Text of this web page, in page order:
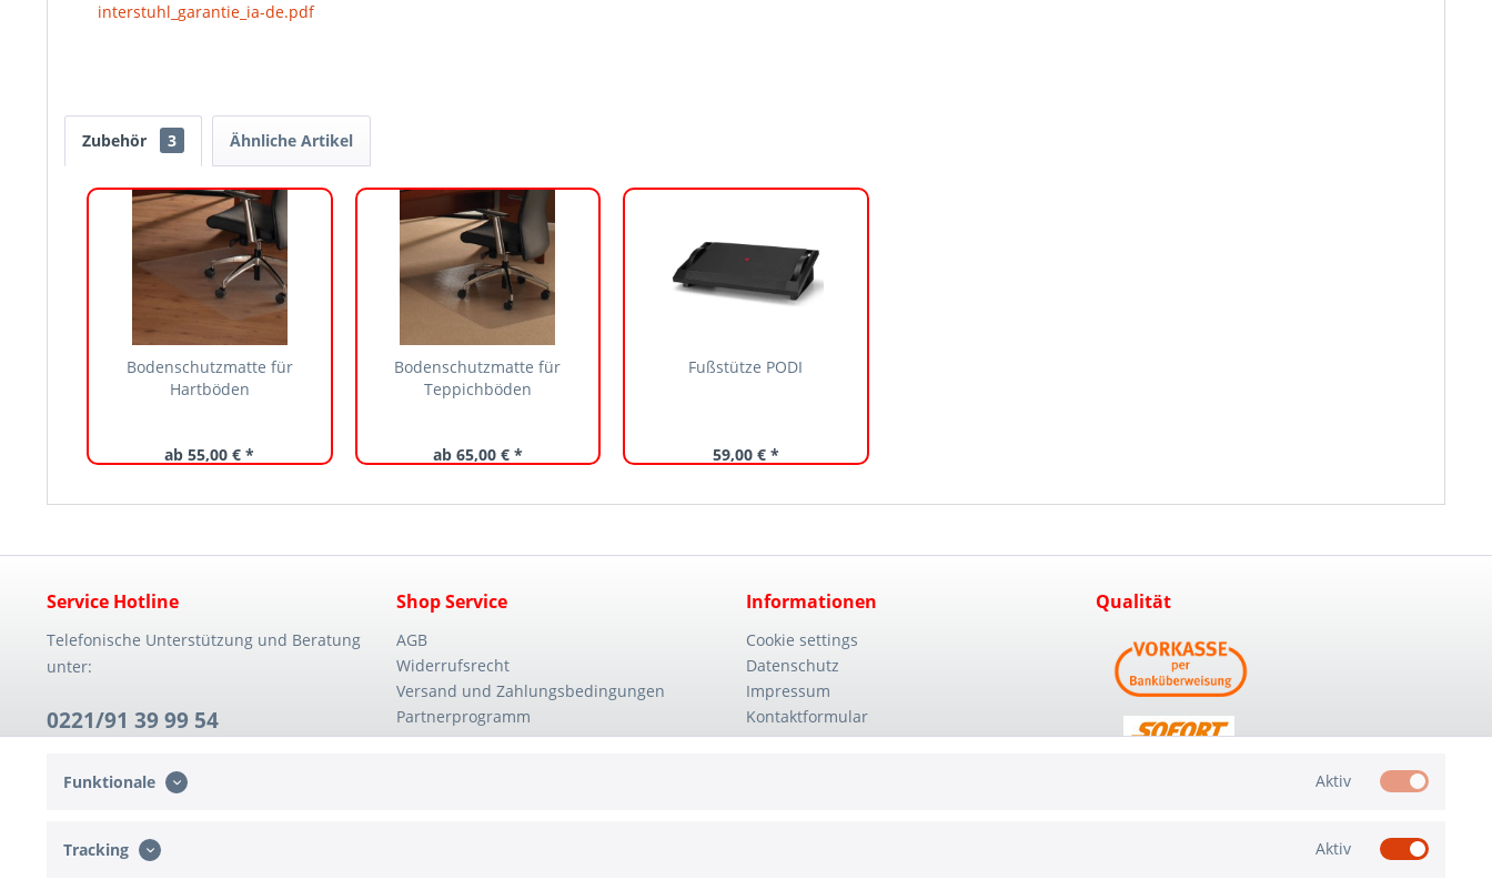
interstuhl_garantie_ia-de.pdf
Zubehör 3 Ähnliche Artikel
Bodenschutzmatte für
Hartböden
ab 55,00 € *
Bodenschutzmatte für
Teppichböden
ab 65,00 € *
Fußstütze PODI
59,00 € *
Service Hotline
Telefonische Unterstützung und Beratung
unter:
0221/91 39 99 54
Shop Service
AGB
Widerrufsrecht
Versand und Zahlungsbedingungen
Partnerprogramm
Informationen
Cookie settings
Datenschutz
Impressum
Kontaktformular
Unternehmen
Qualität
Funktionale Aktiv
Tracking Aktiv